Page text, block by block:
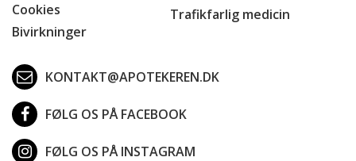
Cookies
Bivirkninger
Trafikfarlig medicin
KONTAKT@APOTEKEREN.DK
FØLG OS PÅ FACEBOOK
FØLG OS PÅ INSTAGRAM